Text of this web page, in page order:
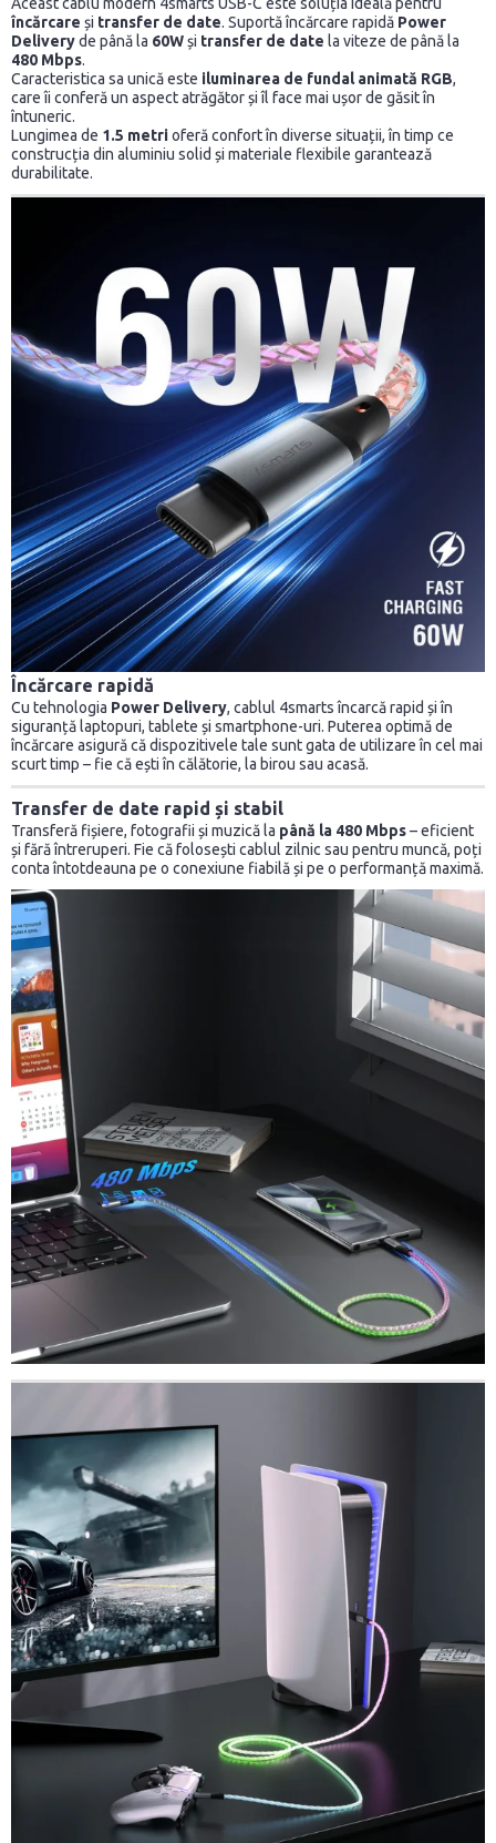
Aceast cablu modern 4smarts USB-C este soluția ideală pentru
încărcare și transfer de date. Suportă încărcare rapidă Power
Deliveryde până la 60Wși transfer de date la viteze de până la
480 Mbps.
Caracteristica sa unică este iluminarea de fundal animată RGB,
care îi conferă un aspect atrăgător și îl face mai ușor de găsit în
întuneric.
Lungimea de 1.5 metrioferă confort în diverse situații, în timp ce
construcția din aluminiu solid și materiale flexibile garantează
durabilitate.
Încărcare rapidă
Cu tehnologia Power Delivery, cablul 4smarts încarcă rapid și în
siguranță laptopuri, tablete și smartphone-uri. Puterea optimă de
încărcare asigură că dispozitivele tale sunt gata de utilizare în cel mai
scurt timp – fie că ești în călătorie, la birou sau acasă.
Transfer de date rapid și stabil
Transferă fișiere, fotografii și muzică la până la 480 Mbps– eficient
și fără întreruperi. Fie că folosești cablul zilnic sau pentru muncă, poți
conta întotdeauna pe o conexiune fiabilă și pe o performanță maximă.